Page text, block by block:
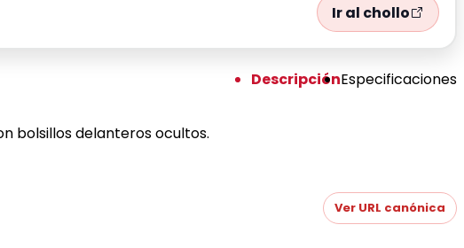
Ir al chollo
DescripciónEspecificaciones
bolsillos delanteros ocultos.
Ver URL canónica